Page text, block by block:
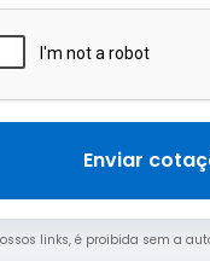
Enviar
links, é proibida sem a